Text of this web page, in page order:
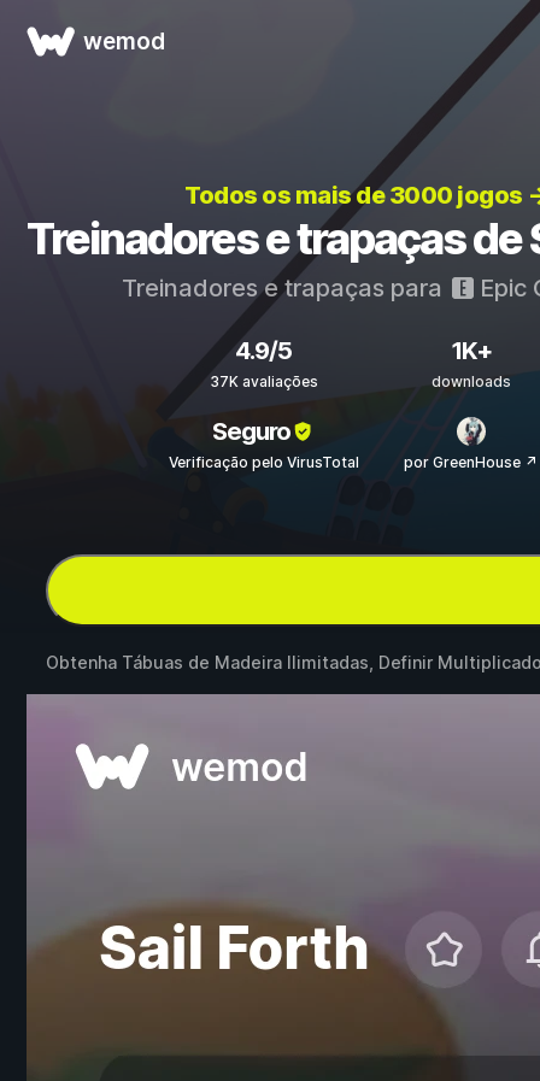
wemod
Todos os mais de 3000 jogos
Treinadores e trapaças de
Treinadores e trapaças para Epic
4.9/5
37K avaliações
1K+
downloads
Seguro
Verificação pelo VirusTotal por GreenHouse ↗
Obtenha Tábuas de Madeira Ilimitadas, Definir